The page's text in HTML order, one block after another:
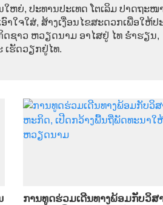
ໃຫຍ່, ປະ​ທານ​ປະ​ເທດ ໂຕ​ເລິມ ປາດ​ຖະ​ໜ
ອົາ​ໃຈ​ໃສ່, ສ້າງ​ເງື່ອນ​ໄຂ​ສະ​ດວກ​ເພື່ອ​ໃຫ້​ປ
ຊາວ ຫວຽດ​ນາມ ອາ​ໄສ​ຢູ່ ໄທ ຮ່ຳ​ຮຽນ,
ເຮັດ​ວຽກ​ຢູ່​ໄທ.
ການ​ທູດ​ຮ່ວມ​ເດີນ​ທາງ​ພ້ອມກັບ​ວິ​ສ